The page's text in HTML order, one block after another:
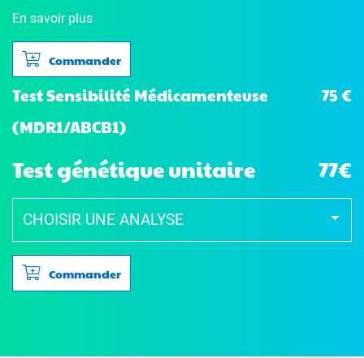
En savoir plus
Commander
Test Sensibilité Médicamenteuse
(MDR1/ABCB1)
75 €
Test génétique unitaire 77€
Commander